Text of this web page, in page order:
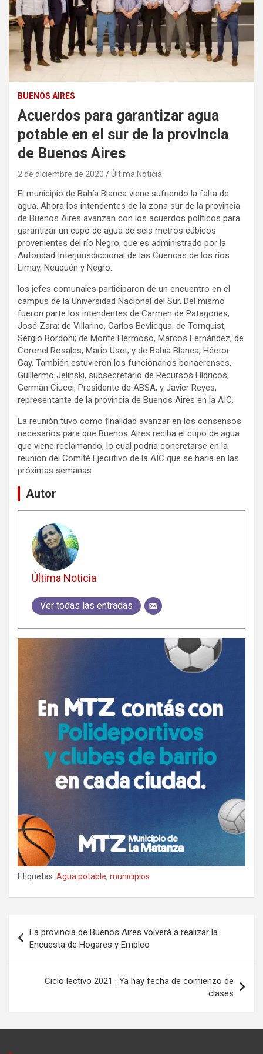
BUENOS AIRES
Acuerdos para garantizar agua
potable en el sur de la provincia
de Buenos Aires
2 de diciembre de 2020 Última Noticia
El municipio de Bahía Blanca viene sufriendo la falta de
agua. Ahora los intendentes de la zona sur de la provincia
de Buenos Aires avanzan con los acuerdos políticos para
garantizar un cupo de agua de seis metros cúbicos
provenientes del río Negro, que es administrado por la
Autoridad Interjurisdiccional de las Cuencas de los ríos
Limay, Neuquén y Negro.
los jefes comunales participaron de un encuentro en el
campus de la Universidad Nacional del Sur. Del mismo
fueron parte los intendentes de Carmen de Patagones,
José Zara; de Villarino, Carlos Bevlicqua; de Tornquist,
Sergio Bordoni; de Monte Hermoso, Marcos Fernández; de
Coronel Rosales, Mario Uset; y de Bahía Blanca, Héctor
Gay. También estuvieron los funcionarios bonaerenses,
Guillermo Jelinski, subsecretario de Recursos Hídricos;
Germán Ciucci, Presidente de ABSA; y Javier Reyes,
representante de la provincia de Buenos Aires en la AIC.
La reunión tuvo como finalidad avanzar en los consensos
necesarios para que Buenos Aires reciba el cupo de agua
que viene reclamando, lo cual podría concretarse en la
reunión del Comité Ejecutivo de la AIC que se haría en las
próximas semanas.
Autor
Última Noticia
Ver todas las entradas
Etiquetas: Agua potable, municipios
de
entradas
La provincia de Buenos Aires volverá a realizar la
Encuesta de Hogares y Empleo
Ciclo lectivo 2021 : Ya hay fecha de comienzo de
clases